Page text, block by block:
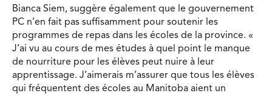
Bianca Siem, suggère également que le gouvernement
PC n’en fait pas suffisamment pour soutenir les
programmes de repas dans les écoles de la province. «
J’ai vu au cours de mes études à quel point le manque
de nourriture pour les élèves peut nuire à leur
apprentissage. J’aimerais m’assurer que tous les élèves
qui fréquentent des écoles au Manitoba aient un